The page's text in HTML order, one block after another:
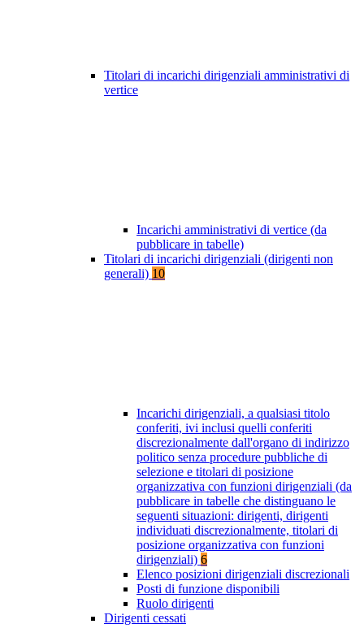
Titolari di incarichi dirigenziali amministrativi di
vertice
Incarichi amministrativi di vertice (da
pubblicare in tabelle)
Titolari di incarichi dirigenziali (dirigenti non
generali) 10
Incarichi dirigenziali, a qualsiasi titolo
conferiti, ivi inclusi quelli conferiti
discrezionalmente dall'organo di indirizzo
politico senza procedure pubbliche di
selezione e titolari di posizione
organizzativa con funzioni dirigenziali (da
pubblicare in tabelle che distinguano le
seguenti situazioni: dirigenti, dirigenti
individuati discrezionalmente, titolari di
posizione organizzativa con funzioni
dirigenziali) 6
Elenco posizioni dirigenziali discrezionali
Posti di funzione disponibili
Ruolo dirigenti
Dirigenti cessati